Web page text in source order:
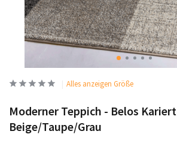
Alles anzeigen Größe
Moderner Teppich - Belos Kariert
Beige/Taupe/Grau